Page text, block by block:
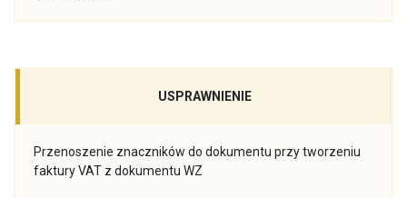
USPRAWNIENIE
Przenoszenie znaczników do dokumentu przy tworzeniu
faktury VAT z dokumentu WZ